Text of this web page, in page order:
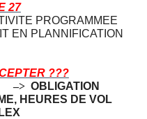
27
PROGRAMMEE
EN PLANNIFICATION
???
–> OBLIGATION
HEURES DE VOL